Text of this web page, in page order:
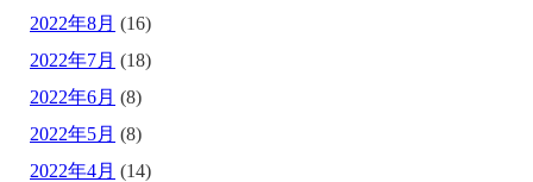
2022年8月 (16)
2022年7月 (18)
2022年6月 (8)
2022年5月 (8)
2022年4月 (14)